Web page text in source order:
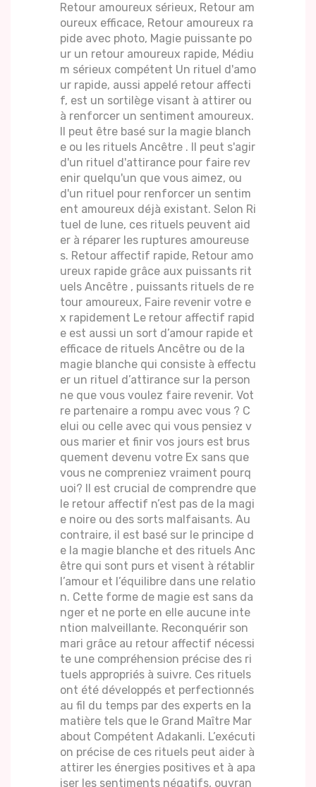
Retour amoureux sérieux, Retour am
oureux efficace, Retour amoureux ra
pide avec photo, Magie puissante po
ur un retour amoureux rapide, Médiu
m sérieux compétent Un rituel d'amo
ur rapide, aussi appelé retour affecti
f, est un sortilège visant à attirer ou
à renforcer un sentiment amoureux.
Il peut être basé sur la magie blanch
e ou les rituels Ancêtre . Il peut s'agir
d'un rituel d'attirance pour faire rev
enir quelqu'un que vous aimez, ou
d'un rituel pour renforcer un sentim
ent amoureux déjà existant. Selon Ri
tuel de lune, ces rituels peuvent aid
er à réparer les ruptures amoureuse
s. Retour affectif rapide, Retour amo
ureux rapide grâce aux puissants rit
uels Ancêtre , puissants rituels de re
tour amoureux, Faire revenir votre e
x rapidement Le retour affectif rapid
e est aussi un sort d’amour rapide et
efficace de rituels Ancêtre ou de la
magie blanche qui consiste à effectu
er un rituel d’attirance sur la person
ne que vous voulez faire revenir. Vot
re partenaire a rompu avec vous ? C
elui ou celle avec qui vous pensiez v
ous marier et finir vos jours est brus
quement devenu votre Ex sans que
vous ne compreniez vraiment pourq
uoi? Il est crucial de comprendre que
le retour affectif n’est pas de la magi
e noire ou des sorts malfaisants. Au
contraire, il est basé sur le principe d
e la magie blanche et des rituels Anc
être qui sont purs et visent à rétablir
l’amour et l’équilibre dans une relatio
n. Cette forme de magie est sans da
nger et ne porte en elle aucune inte
ntion malveillante. Reconquérir son
mari grâce au retour affectif nécessi
te une compréhension précise des ri
tuels appropriés à suivre. Ces rituels
ont été développés et perfectionnés
au fil du temps par des experts en la
matière tels que le Grand Maître Mar
about Compétent Adakanli. L’exécuti
on précise de ces rituels peut aider à
attirer les énergies positives et à apa
iser les sentiments négatifs, ouvran